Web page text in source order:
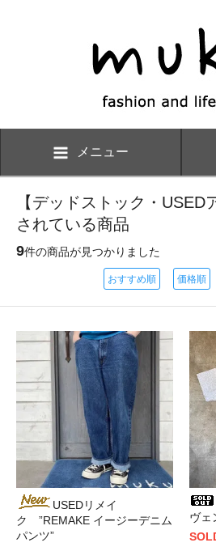
メニュー
【デッドストック・USED
されている商品
9件の商品が見つかりました
おすすめ順 価格順
USEDリメイ
ク ”REMAKE イージーデニム
パンツ”
ヴェ